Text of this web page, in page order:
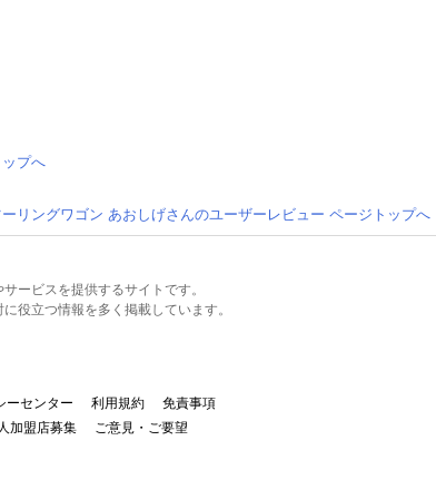
プへ
リングワゴン あおしげさんのユーザーレビュー ページトップへ
ービスを提供するサイトです。
役立つ情報を多く掲載しています。
ーセンター 利用規約
免責事項
加盟店募集
ご意見・ご要望